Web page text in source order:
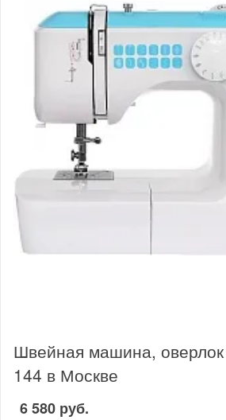
Швейная машина,
144 в Москве
6 580 руб.